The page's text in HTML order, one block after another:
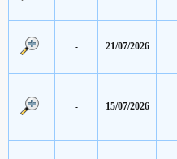
21/07/2026
15/07/2026